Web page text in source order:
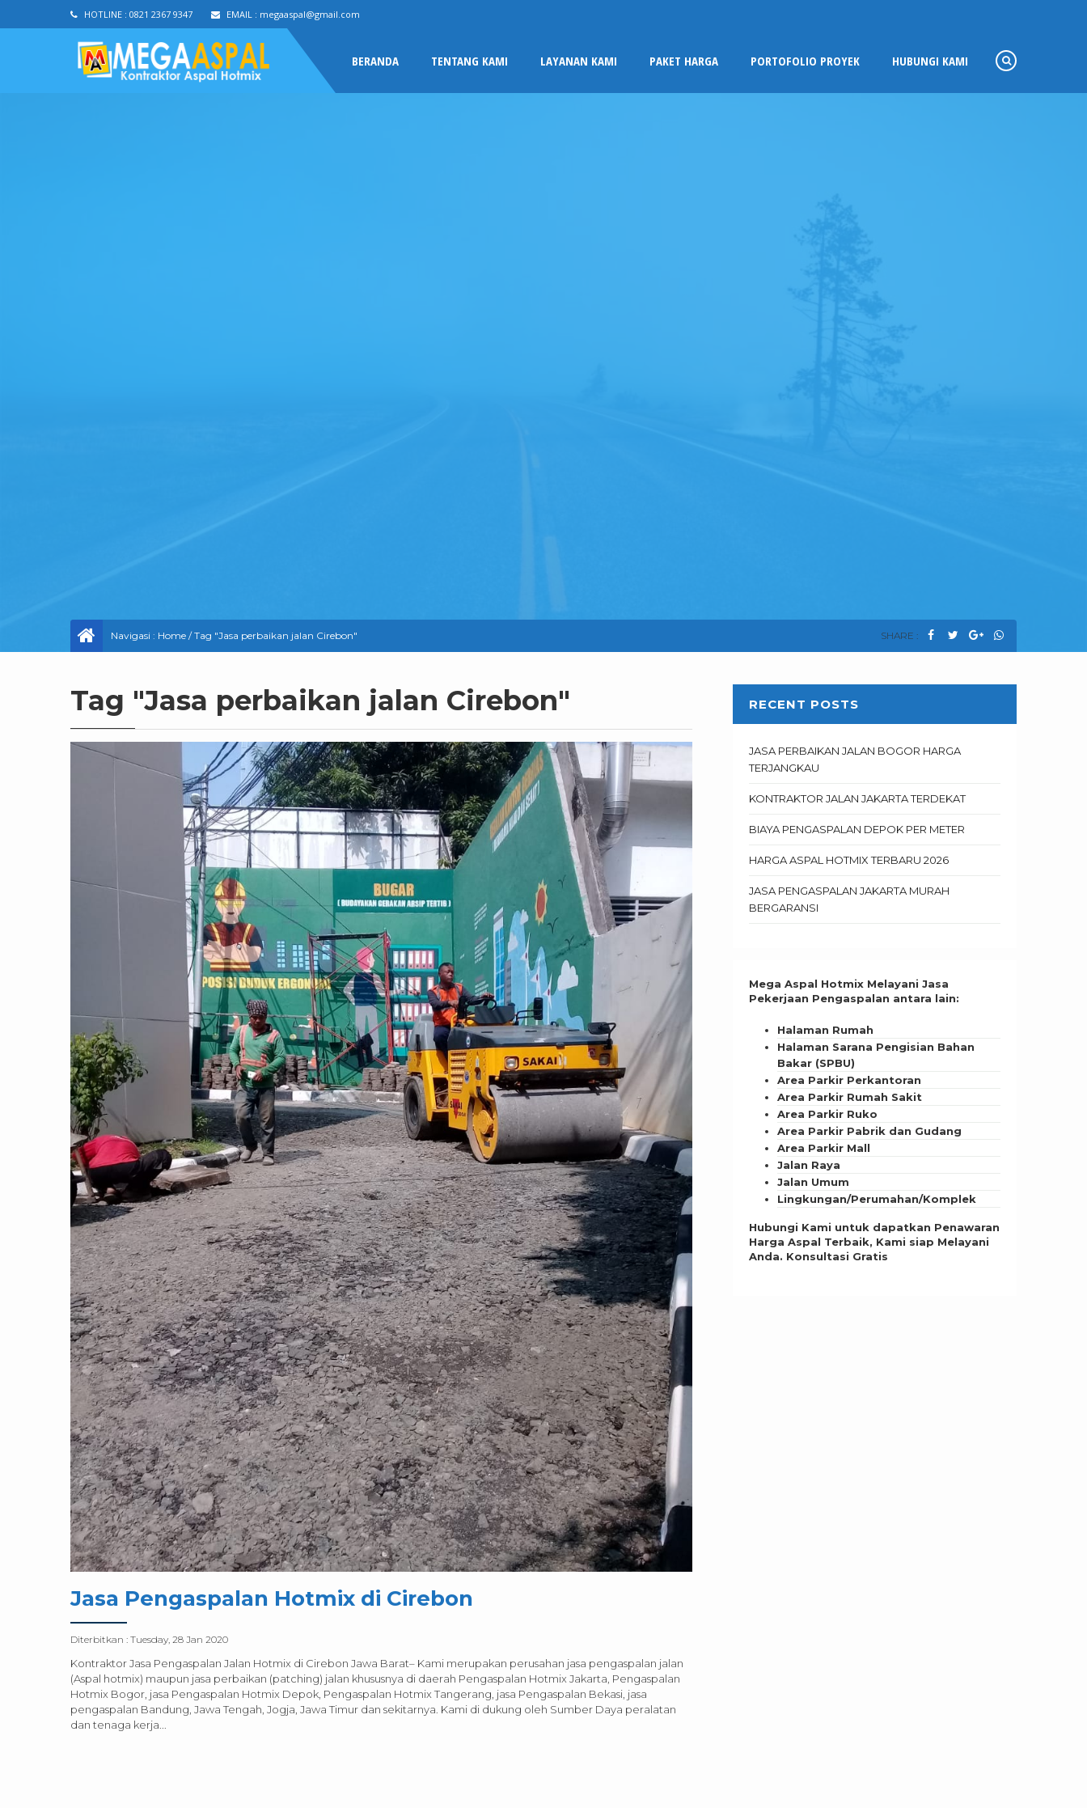
HOTLINE : 0821 2367 9347 EMAIL : megaaspal@gmail.com
BERANDA TENTANG KAMI LAYANAN KAMI PAKET HARGA PORTOFOLIO PROYEK HUBUNGI KAMI
Navigasi : Home /Tag "Jasa perbaikan jalan Cirebon" SHARE :
Tag "Jasa perbaikan jalan Cirebon"
Jasa Pengaspalan Hotmix di Cirebon
Diterbitkan : Tuesday, 28 Jan 2020
Kontraktor Jasa Pengaspalan Jalan Hotmix di Cirebon Jawa Barat– Kami merupakan perusahan jasa pengaspalan jalan
(Aspal hotmix) maupun jasa perbaikan (patching) jalan khususnya di daerah Pengaspalan Hotmix Jakarta, Pengaspalan
Hotmix Bogor, jasa Pengaspalan Hotmix Depok, Pengaspalan Hotmix Tangerang, jasa Pengaspalan Bekasi, jasa
pengaspalan Bandung, Jawa Tengah, Jogja, Jawa Timur dan sekitarnya. Kami di dukung oleh Sumber Daya peralatan
dan tenaga kerja...
RECENT POSTS
JASA PERBAIKAN JALAN BOGOR HARGA
TERJANGKAU
KONTRAKTOR JALAN JAKARTA TERDEKAT
BIAYA PENGASPALAN DEPOK PER METER
HARGA ASPAL HOTMIX TERBARU 2026
JASA PENGASPALAN JAKARTA MURAH
BERGARANSI
Mega Aspal Hotmix Melayani Jasa
Pekerjaan Pengaspalan antara lain:
Halaman Rumah
Halaman Sarana Pengisian Bahan
Bakar (SPBU)
Area Parkir Perkantoran
Area Parkir Rumah Sakit
Area Parkir Ruko
Area Parkir Pabrik dan Gudang
Area Parkir Mall
Jalan Raya
Jalan Umum
Lingkungan/Perumahan/Komplek
Hubungi Kami untuk dapatkan Penawaran
Harga Aspal Terbaik, Kami siap Melayani
Anda. Konsultasi Gratis